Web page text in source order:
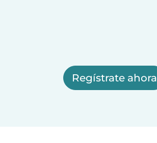
Regístrate ahora